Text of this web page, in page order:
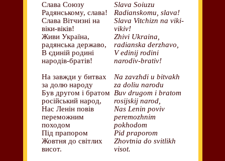
Слава Союзу
Радянському, слава!
Слава Вітчизні на
віки-віків!
Живи Україна,
радянська державо,
В єдиній родині
народів-братів!
На завжди у битвах
за долю народу
Був другом і братом
російський народ,
Нас Ленін повів
переможним
походом
Під прапором
Жовтня до світлих
висот.
Slava Soiuzu
Radianskomu, slava!
Slava Vitchizn na viki-
vikiv!
Zhivi Ukraina,
radianska derzhavo,
V edinij rodini
narodiv-brativ!
Na zavzhdi u bitvakh
za doliu narodu
Buv drugom i bratom
rosijskij narod,
Nas Lenin poviv
peremozhnim
pokhodom
Pid praporom
Zhovtnia do svitlikh
visot.